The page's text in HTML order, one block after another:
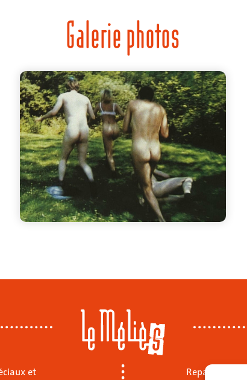
Galerie photos
et
Repas sur place